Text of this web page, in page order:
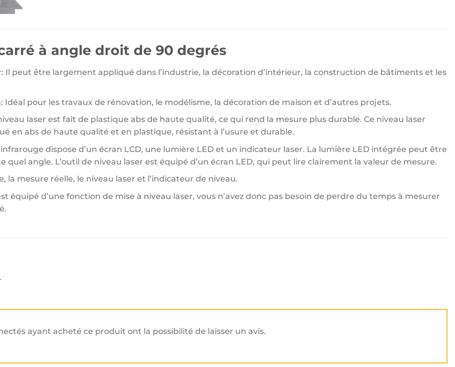
à angle droit de 90 degrés
Il peut être largement appliqué dans l’industrie, la décoration d’intérieur, la construction de bâtiments et les
Idéal pour les travaux de rénovation, le modélisme, la décoration de maison et d’autres projets.
laser est fait de plastique abs de haute qualité, ce qui rend la mesure plus durable. Ce niveau laser
en abs de haute qualité et en plastique, résistant à l’usure et durable.
dispose d’un écran LCD, une lumière LED et un indicateur laser. La lumière LED intégrée peut être
quel angle. L’outil de niveau laser est équipé d’un écran LED, qui peut lire clairement la valeur de mesure.
la mesure réelle, le niveau laser et l’indicateur de niveau.
équipé d’une fonction de mise à niveau laser, vous n’avez donc pas besoin de perdre du temps à mesurer
ayant acheté ce produit ont la possibilité de laisser un avis.